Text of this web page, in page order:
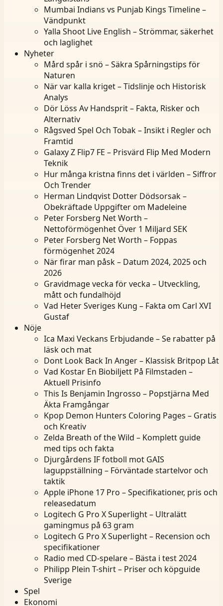
Mumbai Indians vs Punjab Kings Timeline –
Vändpunkt
Yalla Shoot Live English – Strömmar, säkerhet
och laglighet
Nyheter
Mård spår i snö – Säkra Spårningstips för
Naturen
När var kalla kriget – Tidslinje och Historisk
Analys
Dör Löss Av Handsprit – Fakta, Risker och
Alternativ
Rågsved Spel Och Tobak – Insikt i Regler och
Framtid
Galaxy Z Flip7 FE – Prisvärd Flip Med Modern
Teknik
Hur många kristna finns det i världen – Siffror
Och Trender
Herman Lindqvist Dotter Dödsorsak –
Obekräftade Uppgifter om Madeleine
Peter Forsberg Net Worth –
Nettoförmögenhet Över 1 Miljard SEK
Peter Forsberg Net Worth – Foppas
förmögenhet 2024
När firar man påsk – Datum 2024, 2025 och
2026
Gravidmage vecka för vecka – Utveckling,
mått och fundalhöjd
Vad Heter Sveriges Kung – Fakta om Carl XVI
Gustaf
Nöje
Ica Maxi Veckans Erbjudande – Se rabatter på
läsk och mat
Dont Look Back In Anger – Klassisk Britpop Låt
Vad Kostar En Biobiljett På Filmstaden –
Aktuell Prisinfo
This Is Benjamin Ingrosso – Popstjärna Med
Äkta Framgångar
Kpop Demon Hunters Coloring Pages – Gratis
och Kreativ
Zelda Breath of the Wild – Komplett guide
med tips och fakta
Djurgårdens IF fotboll mot GAIS
laguppställning – Förväntade startelvor och
taktik
Apple iPhone 17 Pro – Specifikationer, pris och
releasedatum
Logitech G Pro X Superlight – Ultralätt
gamingmus på 63 gram
Logitech G Pro X Superlight – Recension och
specifikationer
Radio med CD-spelare – Bästa i test 2024
Philipp Plein T-shirt – Priser och köpguide
Sverige
Spel
Ekonomi